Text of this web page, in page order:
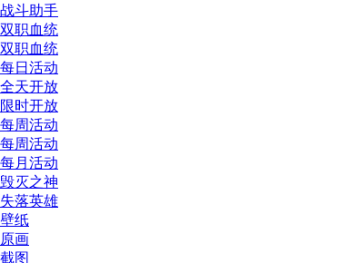
战斗助手
双职血统
双职血统
每日活动
全天开放
限时开放
每周活动
每周活动
每月活动
毁灭之神
失落英雄
壁纸
原画
截图